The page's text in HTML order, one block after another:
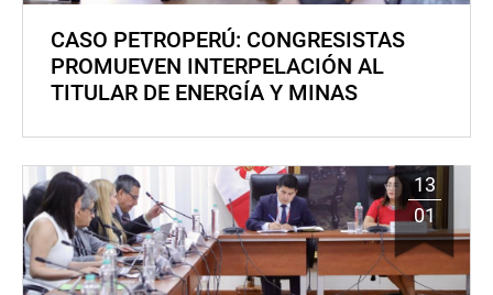
CASO PETROPERÚ: CONGRESISTAS
PROMUEVEN INTERPELACIÓN AL
TITULAR DE ENERGÍA Y MINAS
13
01